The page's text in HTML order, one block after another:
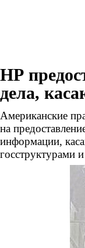
НР
дела,
Американские
на
информации,
госструктурами